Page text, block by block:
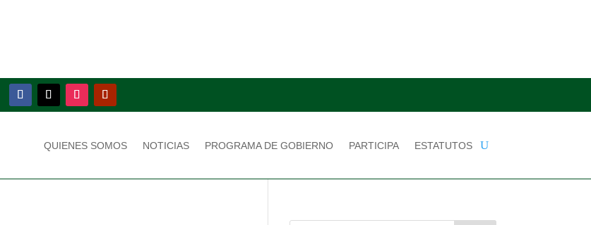
QUIENES SOMOS NOTICIAS PROGRAMA DE GOBIERNO PARTICIPA ESTATUTOS